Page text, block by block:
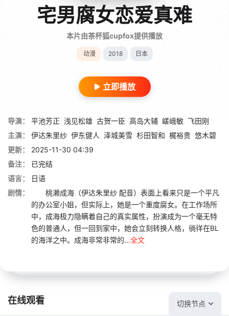
宅男腐女恋爱真难
本片由茶杯狐cupfox提供播放
动漫 2018 日本
立即播放
导演： 平池芳正 浅见松雄 古贺一臣 高岛大辅 嵯峨敏 飞田刚
主演：
伊达朱里纱 伊东健人 泽城美雪 杉田智和 梶裕贵 悠木碧
更新：
2025-11-30 04:39
备注：
已完结
语言：
日语
剧情：
桃濑成海（伊达朱里纱 配音）表面上看来只是一个平凡
的办公室小姐，但实际上，她是一个重度腐女。在工作场所
中，成海极力隐瞒着自己的真实属性，扮演成为一个毫无特
色的普通人，但一回到家中，她会立刻转换人格，徜徉在BL
的海洋之中。成海非常非常的...全文
在线观看 切换节点